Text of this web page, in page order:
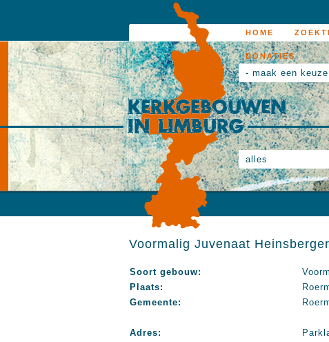
HOME
DONATIES
- maak een
alles
Voormalig Juvenaat
Soort gebouw:
Plaats:
Gemeente:
Adres: